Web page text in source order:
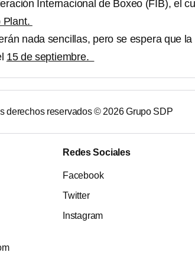
Internacional de Boxeo (FIB), el
Plant.
nada sencillas, pero se espera que la
15 de septiembre.
derechos reservados © 2026Grupo SDP
Redes Sociales
Facebook
Twitter
Instagram